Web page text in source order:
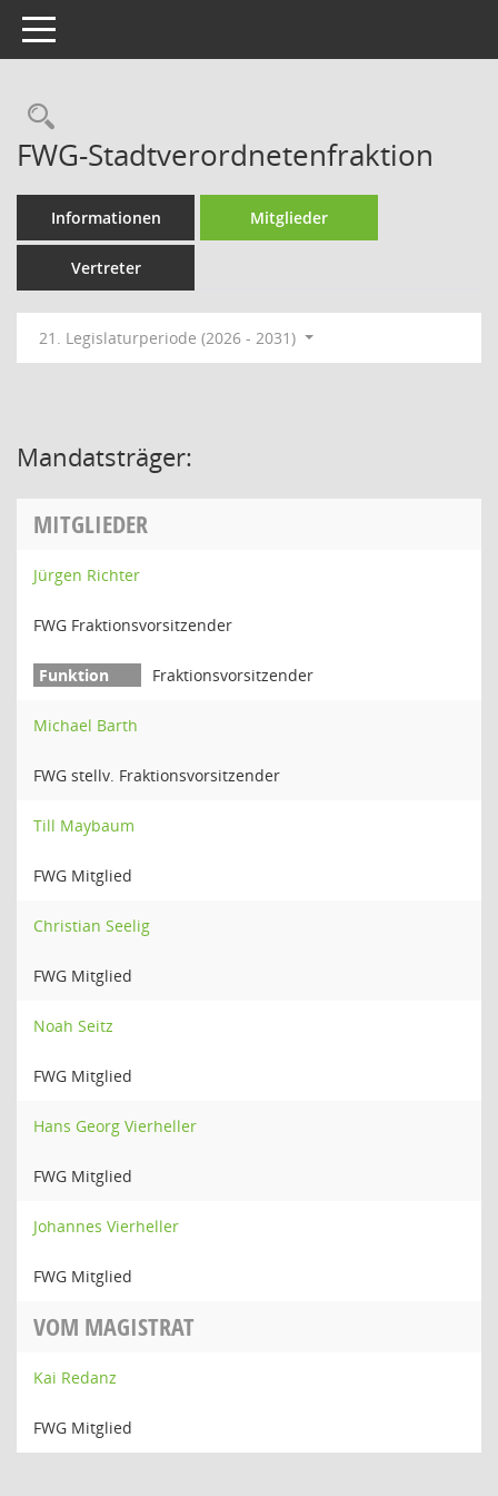
Toggle navigation
Rechercheauswahl
FWG-Stadtverordnetenfraktion
Informationen Mitglieder
Vertreter
21. Legislaturperiode (2026 - 2031)
Mandatsträger:
MITGLIEDER
Jürgen Richter
FWG Fraktionsvorsitzender
Fraktionsvorsitzender
Michael Barth
FWG stellv. Fraktionsvorsitzender
Till Maybaum
FWG Mitglied
Christian Seelig
FWG Mitglied
Noah Seitz
FWG Mitglied
Hans Georg Vierheller
FWG Mitglied
Johannes Vierheller
FWG Mitglied
VOM MAGISTRAT
Kai Redanz
FWG Mitglied